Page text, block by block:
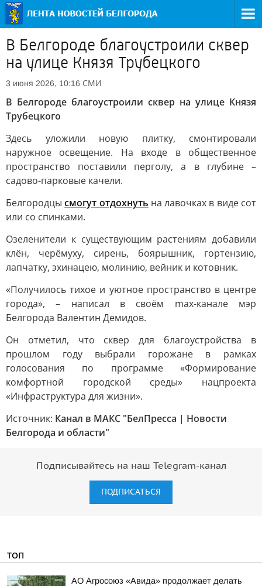
В Белгороде благоустроили сквер
на улице Князя Трубецкого
3 июня 2026, 10:16 СМИ
В Белгороде благоустроили сквер на улице Князя
Трубецкого
Здесь уложили новую плитку, смонтировали
наружное освещение. На входе в общественное
пространство поставили перголу, а в глубине –
садово-парковые качели.
Белгородцысмогут отдохнуть на лавочках в виде сот
или со спинками.
Озеленители к существующим растениям добавили
клён, черёмуху, сирень, боярышник, гортензию,
лапчатку, эхинацею, молинию, вейник и котовник.
«Получилось тихое и уютное пространство в центре
города», – написал в своём max-канале мэр
Белгорода Валентин Демидов.
Он отметил, что сквер для благоустройства в
прошлом году выбрали горожане в рамках
голосования по программе «Формирование
комфортной городской среды» нацпроекта
«Инфраструктура для жизни».
Источник: Канал в МАКС "БелПресса | Новости
Белгорода и области"
Подписывайтесь на наш Telegram-канал
ПОДПИСАТЬСЯ
ТОП
АО Агросоюз «Авида» продолжает делать